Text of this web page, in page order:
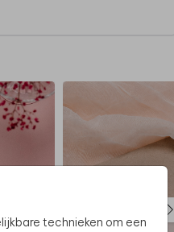
technieken om een
maar we